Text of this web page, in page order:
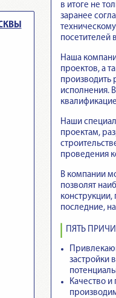
в итоге не
заранее
посетителей
Наша
проектов, а
производить
исполнения.
Наши
проектам,
проведения
В компании
позволят
последние,
ПЯТЬ
застройки
Качество